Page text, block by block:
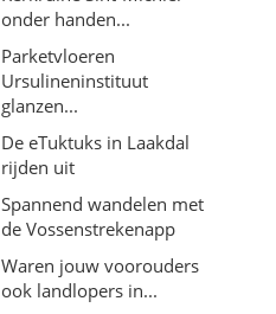
onder handen...
Parketvloeren
Ursulineninstituut
glanzen...
De eTuktuks in Laakdal
rijden uit
Spannend wandelen met
de Vossenstrekenapp
Waren jouw voorouders
ook landlopers in...